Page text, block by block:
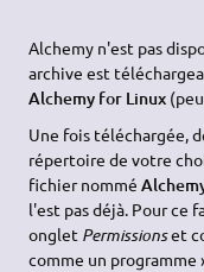
Alchemy n'est pas
archive est
Alchemy for Linux
Une fois téléchargée,
répertoire de votre
fichier nommé
l'est pas déjà. Pour ce
onglet Permissionset
comme un programme